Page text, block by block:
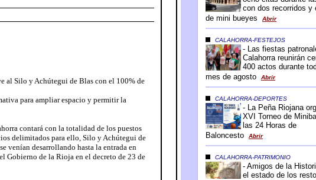
al Silo y Achútegui de Blas con el 100% de
para ampliar espacio y permitir la
contará con la totalidad de los puestos
delimitados para ello, Silo y Achútegui de
venían desarrollando hasta la entrada en
Gobierno de la Rioja en el decreto de 23 de